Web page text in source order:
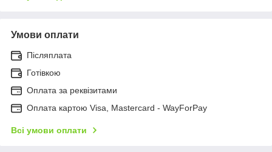
Умови оплати
Післяплата
Готівкою
Оплата за реквізитами
Оплата картою Visa, Mastercard - WayForPay
Всі умови оплати